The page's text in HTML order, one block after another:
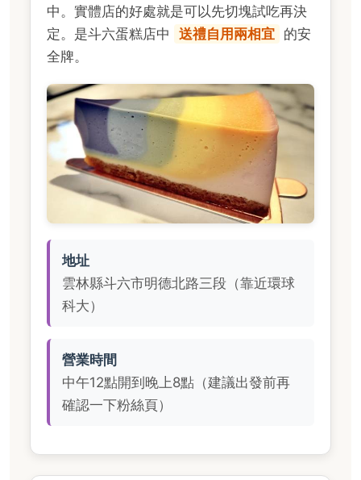
中。實體店的好處就是可以先切塊試吃再決
定。是斗六蛋糕店中
送禮自用兩相宜 的安
全牌。
地址
雲林縣斗六市明德北路三段（靠近環球
科大）
營業時間
中午12點開到晚上8點（建議出發前再
確認一下粉絲頁）